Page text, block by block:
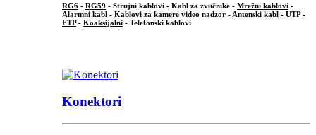
RG6 - RG59 - Strujni kablovi - Kabl za zvučnike - Mrežni kablovi -
Alarmni kabl - Kablovi za kamere video nadzor - Antenski kabl - UTP-
FTP- Koaksijalni - Telefonski kablovi
Konektori